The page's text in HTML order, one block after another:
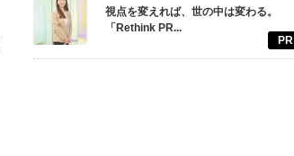
視点を変えれば、世の中は変わる。
「Rethink PR...
PR